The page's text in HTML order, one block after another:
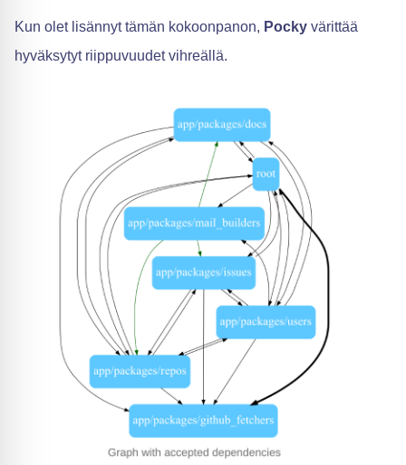
Kun olet lisännyt tämän kokoonpanon, Pocky värittää
hyväksytyt riippuvuudet vihreällä.